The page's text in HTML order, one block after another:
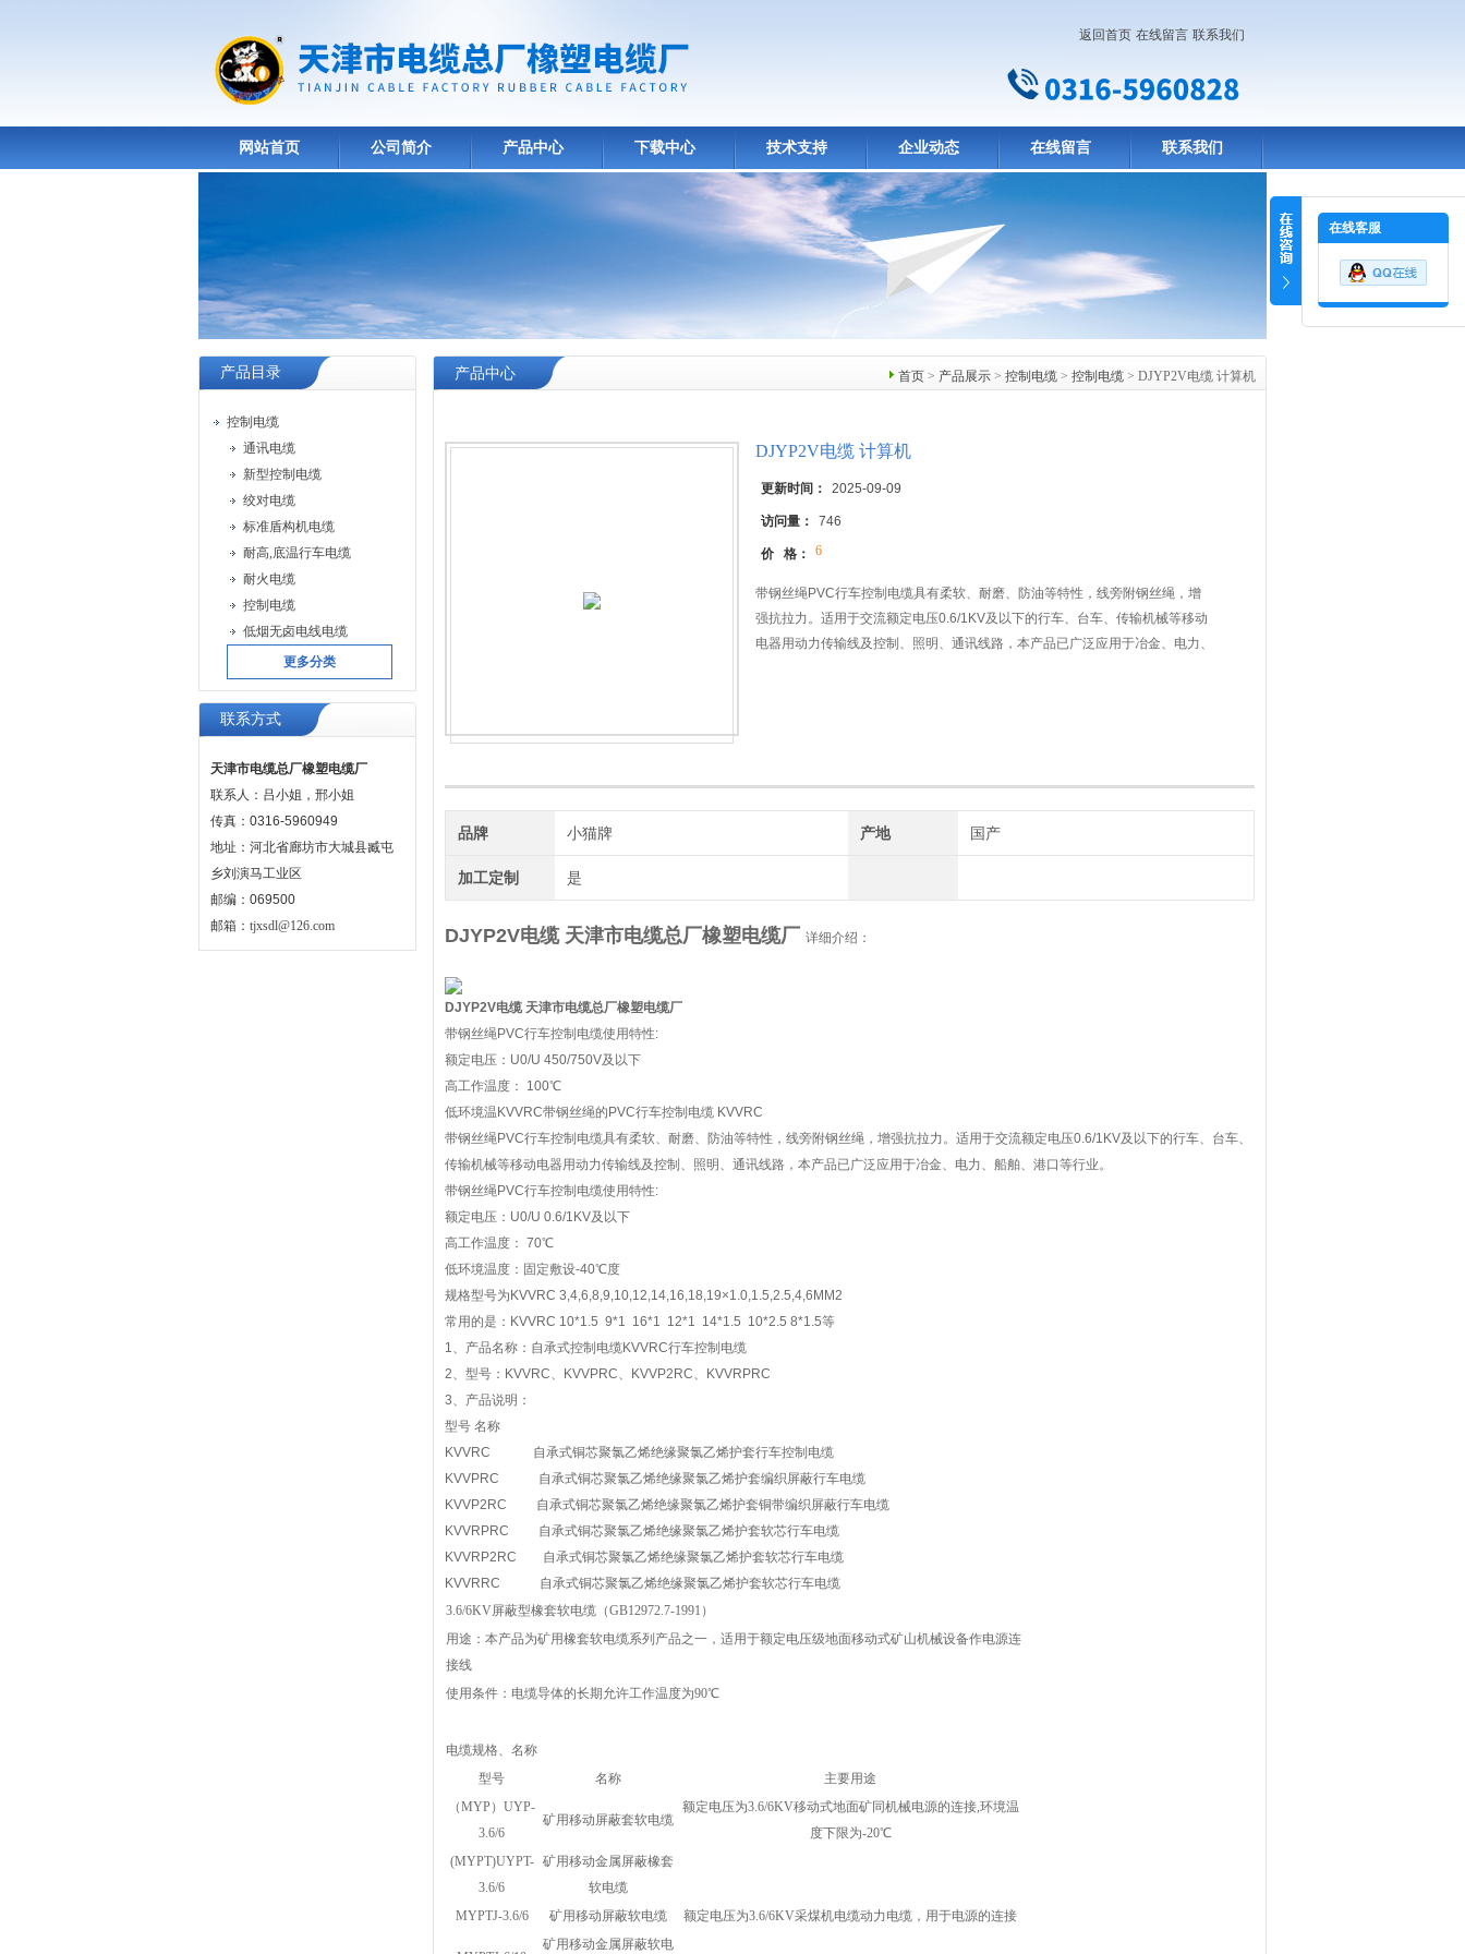
返回首页 在线留言 联系我们
网站首页 公司简介 产品中心 下载中心 技术支持 企业动态 在线留言 联系我们
产品目录
控制电缆
通讯电缆
新型控制电缆
绞对电缆
标准盾构机电缆
耐高,底温行车电缆
耐火电缆
控制电缆
低烟无卤电线电缆
更多分类
联系方式
天津市电缆总厂橡塑电缆厂
联系人：吕小姐，邢小姐
传真：0316-5960949
地址：河北省廊坊市大城县臧屯
乡刘演马工业区
邮编：069500
邮箱： tjxsdl@126.com
首页 > 产品展示 > 控制电缆 > 控制电缆 > DJYP2V电缆 计算机
产品中心
DJYP2V电缆 计算机
更新时间： 2025-09-09
访问量： 746
价 格： 6
带钢丝绳PVC行车控制电缆具有柔软、耐磨、防油等特性，线旁附钢丝绳，增
强抗拉力。适用于交流额定电压0.6/1KV及以下的行车、台车、传输机械等移动
电器用动力传输线及控制、照明、通讯线路，本产品已广泛应用于冶金、电力、
品牌 小猫牌 产地 国产
加工定制 是
DJYP2V电缆 天津市电缆总厂橡塑电缆厂 详细介绍：
DJYP2V电缆 天津市电缆总厂橡塑电缆厂
带钢丝绳PVC行车控制电缆使用特性:
额定电压：U0/U 450/750V及以下
高工作温度： 100℃
低环境温KVVRC带钢丝绳的PVC行车控制电缆 KVVRC
带钢丝绳PVC行车控制电缆具有柔软、耐磨、防油等特性，线旁附钢丝绳，增强抗拉力。适用于交流额定电压0.6/1KV及以下的行车、台车、
传输机械等移动电器用动力传输线及控制、照明、通讯线路，本产品已广泛应用于冶金、电力、船舶、港口等行业。
带钢丝绳PVC行车控制电缆使用特性:
额定电压：U0/U 0.6/1KV及以下
高工作温度： 70℃
低环境温度：固定敷设-40℃度
规格型号为KVVRC 3,4,6,8,9,10,12,14,16,18,19×1.0,1.5,2.5,4,6MM2
常用的是：KVVRC 10*1.5 9*1 16*1 12*1 14*1.5 10*2.5 8*1.5等
1、产品名称：自承式控制电缆KVVRC行车控制电缆
2、型号：KVVRC、KVVPRC、KVVP2RC、KVVRPRC
3、产品说明：
型号 名称
KVVRC 自承式铜芯聚氯乙烯绝缘聚氯乙烯护套行车控制电缆
KVVPRC 自承式铜芯聚氯乙烯绝缘聚氯乙烯护套编织屏蔽行车电缆
KVVP2RC 自承式铜芯聚氯乙烯绝缘聚氯乙烯护套铜带编织屏蔽行车电缆
KVVRPRC 自承式铜芯聚氯乙烯绝缘聚氯乙烯护套软芯行车电缆
KVVRP2RC 自承式铜芯聚氯乙烯绝缘聚氯乙烯护套软芯行车电缆
KVVRRC 自承式铜芯聚氯乙烯绝缘聚氯乙烯护套软芯行车电缆
3.6/6KV屏蔽型橡套软电缆（GB12972.7-1991）
用途：本产品为矿用橡套软电缆系列产品之一，适用于额定电压级地面移动式矿山机械设备作电源连
接线
使用条件：电缆导体的长期允许工作温度为90℃
电缆规格、名称
型号
名称
主要用途
（MYP）UYP-
3.6/6
矿用移动屏蔽套软电缆
额定电压为3.6/6KV移动式地面矿同机械电源的连接,环境温
度下限为-20℃
(MYPT)UYPT-
3.6/6
矿用移动金属屏蔽橡套
软电缆
MYPTJ-3.6/6
矿用移动屏蔽软电缆 额定电压为3.6/6KV采煤机电缆动力电缆，用于电源的连接
矿用移动金属屏蔽软电
在线客服